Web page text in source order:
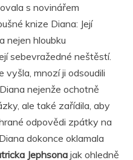
s novinářem
knize Diana: Její
nejen hloubku
sebevražedné neštěstí.
vyšla, mnozí ji odsoudili
nejenže ochotně
ale také zařídila, aby
odpovědi zpátky na
dokonce oklamala
Jephsonajak ohledně